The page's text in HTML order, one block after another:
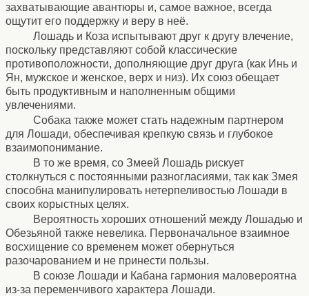
захватывающие авантюры и, самое важное, всегда
ощутит его поддержку и веру в неё.
Лошадь и Коза испытывают друг к другу влечение,
поскольку представляют собой классические
противоположности, дополняющие друг друга (как Инь и
Ян, мужское и женское, верх и низ). Их союз обещает
быть продуктивным и наполненным общими
увлечениями.
Собака также может стать надежным партнером
для Лошади, обеспечивая крепкую связь и глубокое
взаимопонимание.
В то же время, со Змеей Лошадь рискует
столкнуться с постоянными разногласиями, так как Змея
способна манипулировать нетерпеливостью Лошади в
своих корыстных целях.
Вероятность хороших отношений между Лошадью и
Обезьяной также невелика. Первоначальное взаимное
восхищение со временем может обернуться
разочарованием и не принести пользы.
В союзе Лошади и Кабана гармония маловероятна
из-за переменчивого характера Лошади.